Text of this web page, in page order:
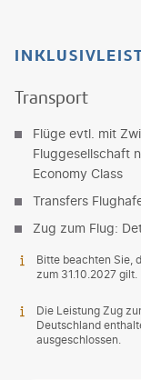
Transport
Flüge evtl. mit
Fluggesellschaft
Economy Class
Transfers
Zug zum Flug:
Bitte beachten Sie,
zum 31.10.2027 gilt.
Die Leistung Zug
Deutschland
ausgeschlossen.